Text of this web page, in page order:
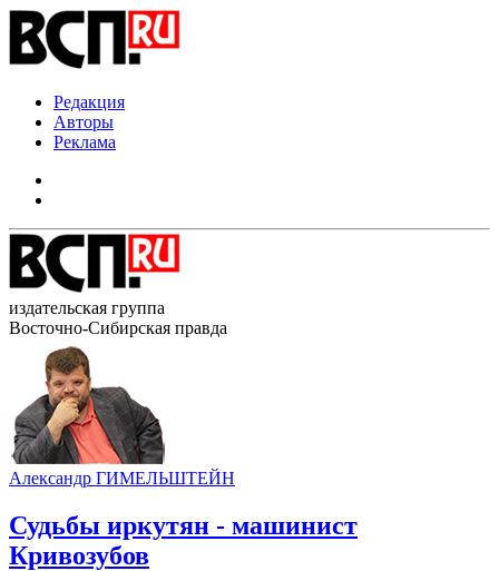
Редакция
Авторы
Реклама
издательская группа
Восточно-Сибирская правда
Александр ГИМЕЛЬШТЕЙН
Судьбы иркутян - машинист
Кривозубов